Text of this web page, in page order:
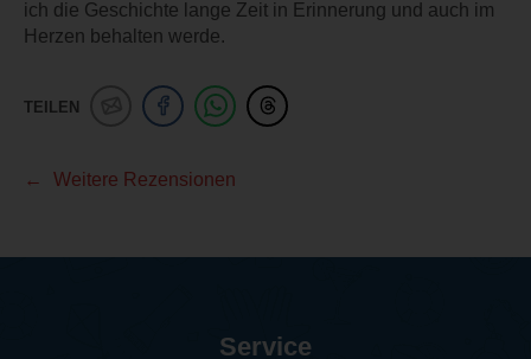
ich die Geschichte lange Zeit in Erinnerung und auch im
Herzen behalten werde.
TEILEN
Weitere Rezensionen
Service